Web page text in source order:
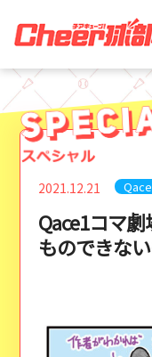
2021.12.21
Qace1コマ
ものできない